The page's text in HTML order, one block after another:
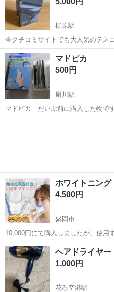
柳原駅
今クチコミサイトでも大人気のテス
て未開封です。 型番：TD-570A
岩手 北上市 柳原駅
マドピカ
500円
厨川駅
マドピカ だいぶ前に購入した物で
ホワイトニン
4,500円
盛岡市
10,000円にて購入しましたが、使用
ます。新品未使用です。
岩手 盛岡市 美容家電
ヘアドライヤー
1,000円
花巻空港駅